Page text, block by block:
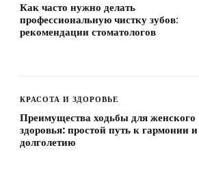
Как часто нужно делать
профессиональную чистку зубов:
рекомендации стоматологов
КРАСОТА И ЗДОРОВЬЕ
Преимущества ходьбы для женского
здоровья: простой путь к гармонии и
долголетию